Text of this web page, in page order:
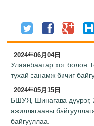
2024年06月04日
Улаанбаатар хот болон
тухай санамж бичиг
2024年05月15日
БШУЯ, Шинагава
ажиллагааны
байгууллаа.